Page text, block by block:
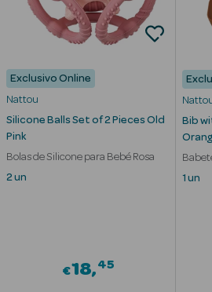
After Sun
Solares Cabelo
Protetores
Solares com
Exclusivo Online
Nattou
Silicone Balls Set of 2 Pieces Old
Pink
Bolas de Silicone para Bebé Rosa
2 un
€18 45
Bib
1 un